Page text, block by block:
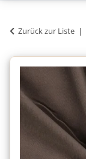
Zurück zur Liste